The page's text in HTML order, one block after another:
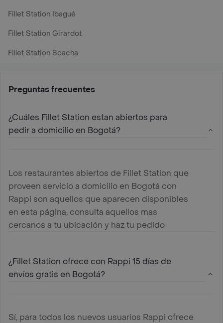
Fillet Station Ibagué
Fillet Station Girardot
Fillet Station Soacha
Preguntas frecuentes
¿Cuáles Fillet Station estan abiertos para
pedir a domicilio en Bogotá?
Los restaurantes abiertos de Fillet Station que
proveen servicio a domicilio en Bogotá con
Rappi son aquellos que aparecen disponibles
en esta página, consulta aquellos mas
cercanos a tu ubicación y haz tu pedido
¿Fillet Station ofrece con Rappi 15 días de
envíos gratis en Bogotá?
Sí, para todos los nuevos usuarios Rappi ofrece